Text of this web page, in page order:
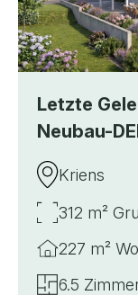
Letzte
Neubau-
Kriens
312 m²
227 m²
6.5